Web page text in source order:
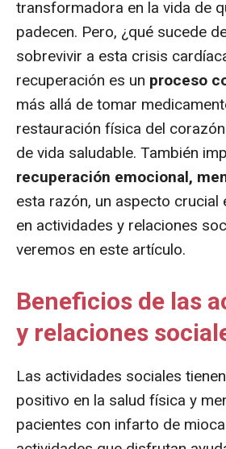
transformadora en la vida de
padecen. Pero, ¿qué sucede
sobrevivir a esta crisis
recuperación es un proceso
más allá de tomar
restauración física del
de vida saludable. También
recuperación emocional,
esta razón, un aspecto crucial
en actividades y relaciones
veremos en este artículo.
Beneficios de las
y relaciones
Las actividades sociales
positivo en la salud física y
pacientes con infarto de